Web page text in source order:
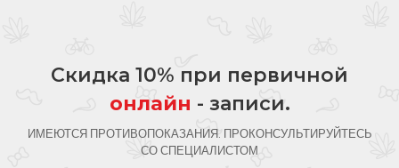
Скидка 10% при первичной
онлайн - записи.
ИМЕЮТСЯ ПРОТИВОПОКАЗАНИЯ. ПРОКОНСУЛЬТИРУЙТЕСЬ
СО СПЕЦИАЛИСТОМ